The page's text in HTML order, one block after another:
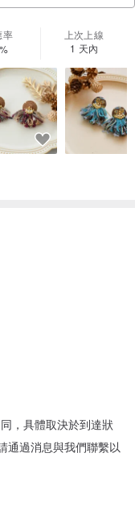
率
上次上線
1 天內
，具體取決於到達狀
通過消息與我們聯繫以